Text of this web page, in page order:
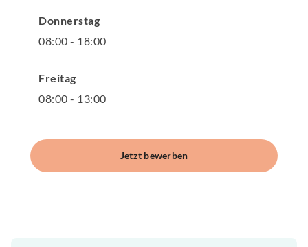
Donnerstag
08:00 - 18:00
Freitag
08:00 - 13:00
Jetzt bewerben